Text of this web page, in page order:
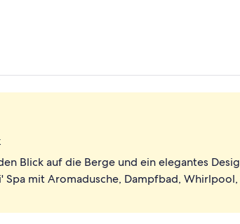
Blick auf die Berge und ein elegantes
Spa mit Aromadusche, Dampfbad,